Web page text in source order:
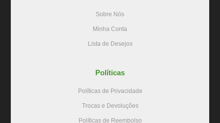
Sobre Nós
Minha Conta
Lista de Desejos
Políticas
Políticas de Privacidade
Trocas e Devoluções
Políticas de Reembolso